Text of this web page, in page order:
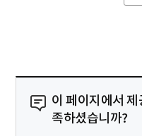
이 페이지에서
족하셨습니까?